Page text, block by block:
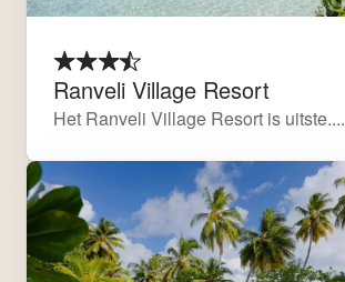
Ranveli Village Resort
Het Ranveli Village Resort is uitste....